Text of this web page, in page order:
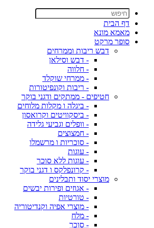
דף הבית
מאמא מונא
סופר מרקט
דבש ריבות וממרחים
- דבש וסילאן
- חלווה
- ממרחי שוקלד
- ריבות וקונפיטורות
חטיפים - ממתקים ודגני בוקר
- ביגלה ו מקלות מלוחים
- ביסקוויטים וקרואסון
- וופלים וגביעי גלידה
- חמצוצים
- סוכריות ו מרשמלו
- עוגות
- עוגות ללא סוכר
- קרונפלקס ו דגני בוקר
מוצרי יסוד ותבלינים
- אגוזים ופירות יבשים
- טורטיות
- מוצרי אפיה וקנדיטוריה
- מלח
- סוכר